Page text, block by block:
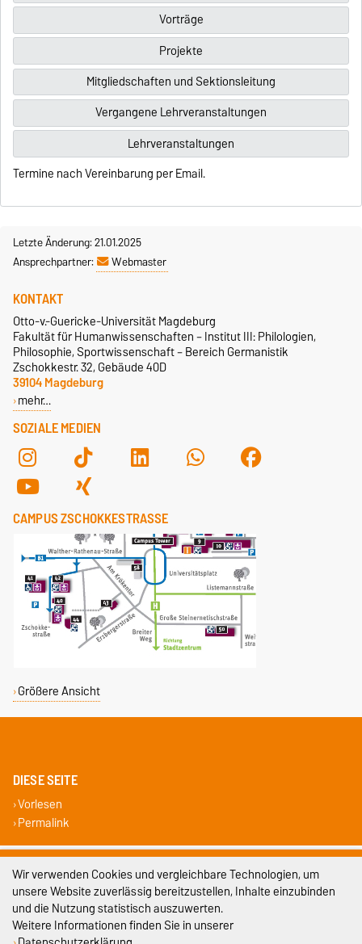
Vorträge
Projekte
Mitgliedschaften und Sektionsleitung
Vergangene Lehrveranstaltungen
Lehrveranstaltungen
Termine nach Vereinbarung per Email.
Letzte Änderung: 21.01.2025
Ansprechpartner:
Webmaster
SOZIALE MEDIEN
KONTAKT
Otto-v.-Guericke-Universität Magdeburg
Fakultät für Humanwissenschaften – Institut III: Philologien,
Philosophie, Sportwissenschaft – Bereich Germanistik
Zschokkestr. 32, Gebäude 40D
39104 Magdeburg
mehr…
CAMPUS ZSCHOKKESTRASSE
Größere Ansicht
DIESE SEITE
Vorlesen
Permalink
Impressum
Datenschutz
Barrierefreiheit
Wir verwenden Cookies und vergleichbare Technologien, um
unsere Website zuverlässig bereitzustellen, Inhalte einzubinden
und die Nutzung statistisch auszuwerten.
Weitere Informationen finden Sie in unserer